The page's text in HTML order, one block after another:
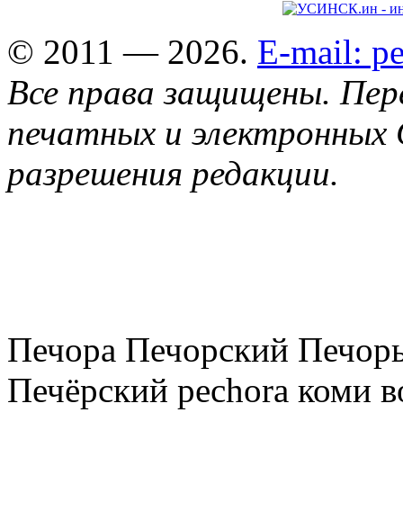
© 2011 — 2026. E-mail:
Все права защищены.
печатных и
разрешения редакции.
Печора Печорский
Печёрский pechora коми